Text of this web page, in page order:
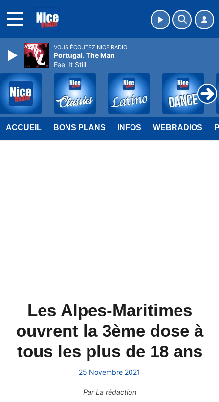
ACCUEIL BONS PLANS INFOS WEBRADIOS
Les Alpes-Maritimes
ouvrent la 3ème dose à
tous les plus de 18 ans
25 Novembre 2021
ParLa rédaction
VOUS ÉCOUTEZ NICE RADIO
Portugal. The Man
Feel It Still